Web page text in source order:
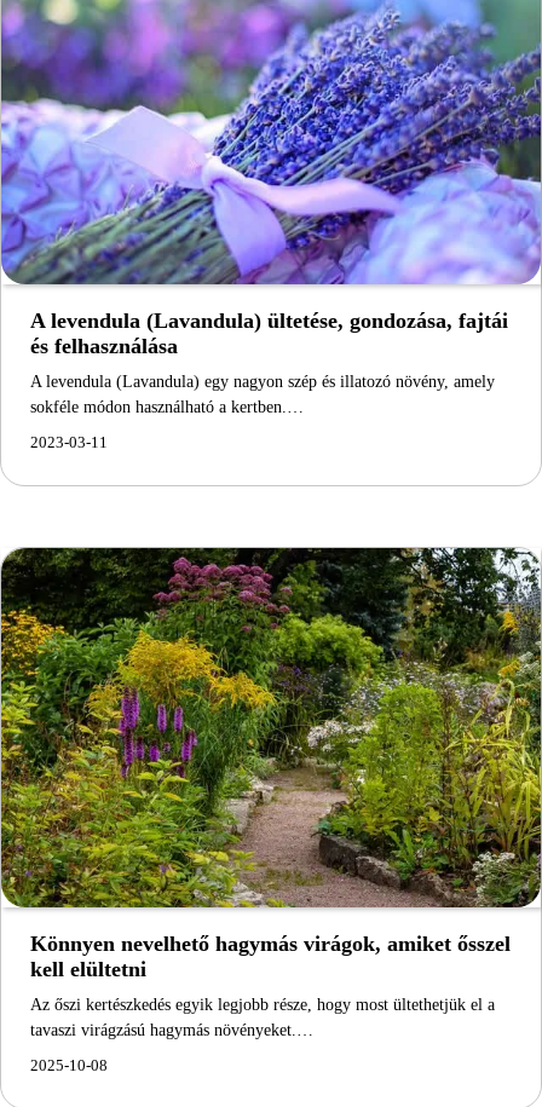
A levendula (Lavandula) ültetése, gondozása, fajtái
és felhasználása
A levendula (Lavandula) egy nagyon szép és illatozó növény, amely
sokféle módon használható a kertben.…
2023-03-11
Könnyen nevelhető hagymás virágok, amiket ősszel
kell elültetni
Az őszi kertészkedés egyik legjobb része, hogy most ültethetjük el a
tavaszi virágzású hagymás növényeket.…
2025-10-08